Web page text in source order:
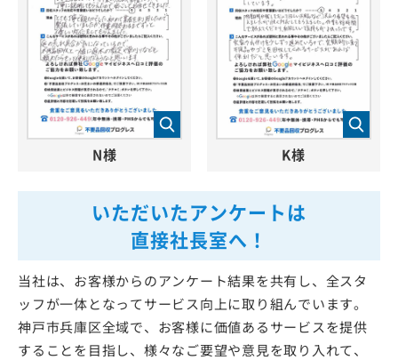
いただいたアンケートは
直接社長室へ！
当社は、お客様からのアンケート結果を共有し、全スタ
ッフが一体となってサービス向上に取り組んでいます。
神戸市兵庫区全域で、お客様に価値あるサービスを提供
することを目指し、様々なご要望や意見を取り入れて、
N様 K様